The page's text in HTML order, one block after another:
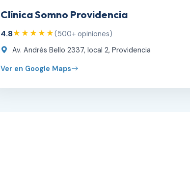
Clínica Somno Providencia
4.8★★★★★(500+ opiniones)
Av. Andrés Bello 2337, local 2, Providencia
Ver en Google Maps